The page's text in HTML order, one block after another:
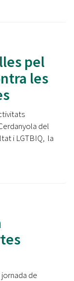
pel
les
del
i LGTBIQ, la
de